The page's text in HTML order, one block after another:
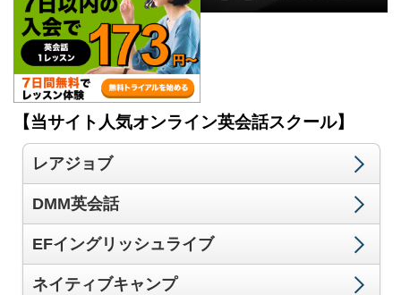
【当サイト人気オンライン英会話スクール】
レアジョブ
DMM英会話
EFイングリッシュライブ
ネイティブキャンプ